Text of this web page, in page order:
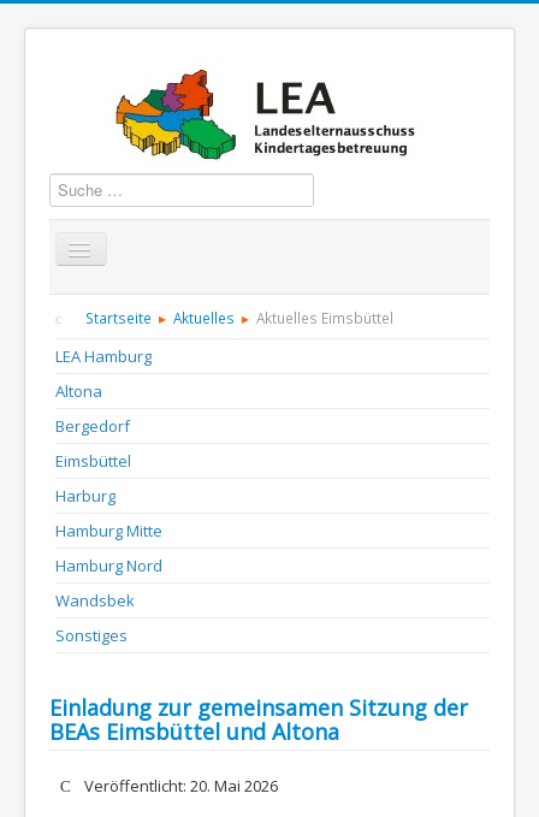
Suchen
Startseite Über uns Aktuelles Termine
Informationen
Kontakt
Startseite Aktuelles Aktuelles Eimsbüttel
LEA Hamburg
Altona
Bergedorf
Eimsbüttel
Harburg
Hamburg Mitte
Hamburg Nord
Wandsbek
Sonstiges
Einladung zur gemeinsamen Sitzung der
BEAs Eimsbüttel und Altona
DetailsVeröffentlicht: 20. Mai 2026